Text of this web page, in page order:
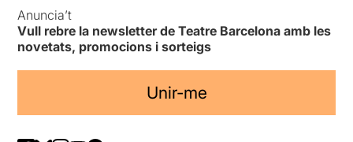
Anuncia’t
Vull rebre la newsletter de Teatre Barcelona amb les
novetats, promocions i sorteigs
Unir-me